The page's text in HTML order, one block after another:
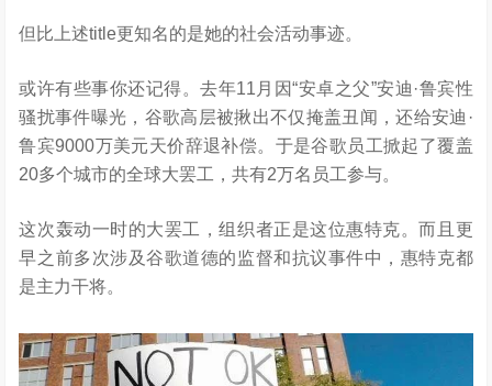
但比上述title更知名的是她的社会活动事迹。
或许有些事你还记得。去年11月因“安卓之父”安迪·鲁宾性
骚扰事件曝光，谷歌高层被揪出不仅掩盖丑闻，还给安迪·
鲁宾9000万美元天价辞退补偿。于是谷歌员工掀起了覆盖
20多个城市的全球大罢工，共有2万名员工参与。
这次轰动一时的大罢工，组织者正是这位惠特克。而且更
早之前多次涉及谷歌道德的监督和抗议事件中，惠特克都
是主力干将。